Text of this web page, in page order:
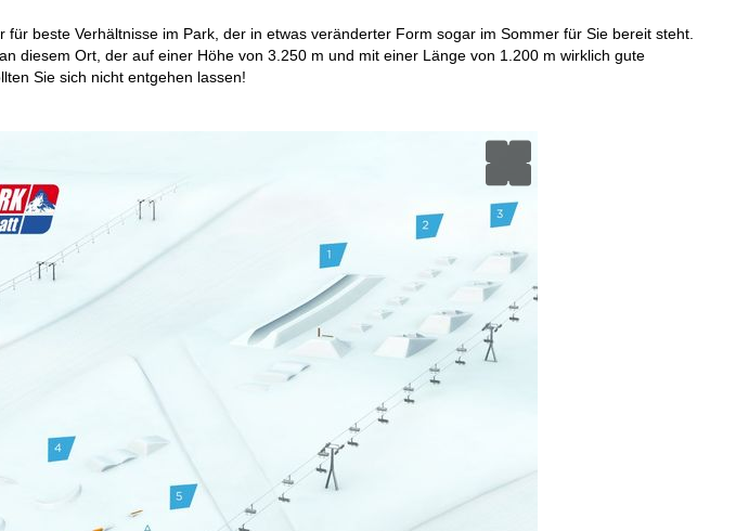
beste Verhältnisse im Park, der in etwas veränderter Form sogar im Sommer für Sie bereit steht.
diesem Ort, der auf einer Höhe von 3.250 m und mit einer Länge von 1.200 m wirklich gute
Sie sich nicht entgehen lassen!